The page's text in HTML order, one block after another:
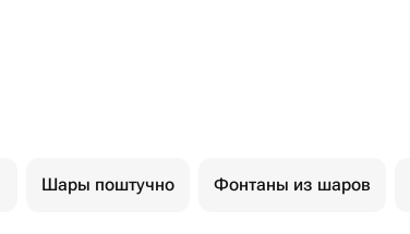
Шары поштучно Фонтаны из шаров